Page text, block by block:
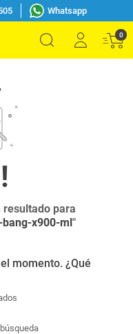
Whatsapp
0
resultado para
x900-ml"
momento. ¿Qué